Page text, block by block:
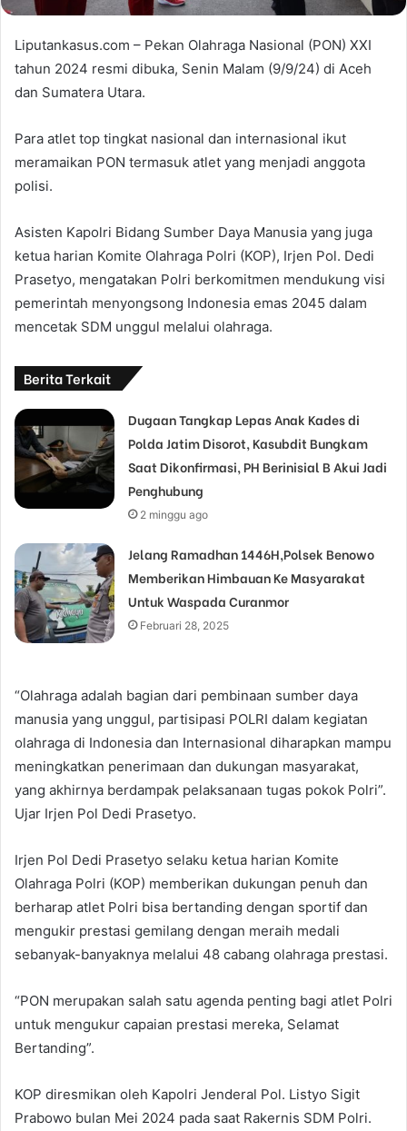
Liputankasus.com – Pekan Olahraga Nasional (PON) XXI
tahun 2024 resmi dibuka, Senin Malam (9/9/24) di Aceh
dan Sumatera Utara.
Para atlet top tingkat nasional dan internasional ikut
meramaikan PON termasuk atlet yang menjadi anggota
polisi.
Asisten Kapolri Bidang Sumber Daya Manusia yang juga
ketua harian Komite Olahraga Polri (KOP), Irjen Pol. Dedi
Prasetyo, mengatakan Polri berkomitmen mendukung visi
pemerintah menyongsong Indonesia emas 2045 dalam
mencetak SDM unggul melalui olahraga.
Berita Terkait
Dugaan Tangkap Lepas Anak Kades di
Polda Jatim Disorot, Kasubdit Bungkam
Saat Dikonfirmasi, PH Berinisial B Akui Jadi
Penghubung
2 minggu ago
Jelang Ramadhan 1446H,Polsek Benowo
Memberikan Himbauan Ke Masyarakat
Untuk Waspada Curanmor
Februari 28, 2025
“Olahraga adalah bagian dari pembinaan sumber daya
manusia yang unggul, partisipasi POLRI dalam kegiatan
olahraga di Indonesia dan Internasional diharapkan mampu
meningkatkan penerimaan dan dukungan masyarakat,
yang akhirnya berdampak pelaksanaan tugas pokok Polri”.
Ujar Irjen Pol Dedi Prasetyo.
Irjen Pol Dedi Prasetyo selaku ketua harian Komite
Olahraga Polri (KOP) memberikan dukungan penuh dan
berharap atlet Polri bisa bertanding dengan sportif dan
mengukir prestasi gemilang dengan meraih medali
sebanyak-banyaknya melalui 48 cabang olahraga prestasi.
“PON merupakan salah satu agenda penting bagi atlet Polri
untuk mengukur capaian prestasi mereka, Selamat
Bertanding”.
KOP diresmikan oleh Kapolri Jenderal Pol. Listyo Sigit
Prabowo bulan Mei 2024 pada saat Rakernis SDM Polri.